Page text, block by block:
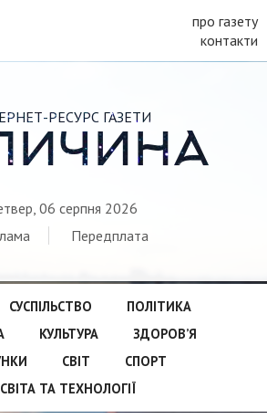
про газету
контакти
РЕСУРС ГАЗЕТИ
06 серпня 2026
Передплата
СУСПІЛЬСТВО
ПОЛІТИКА
КУЛЬТУРА
ЗДОРОВ’Я
СВІТ
СПОРТ
ТА ТЕХНОЛОГІЇ